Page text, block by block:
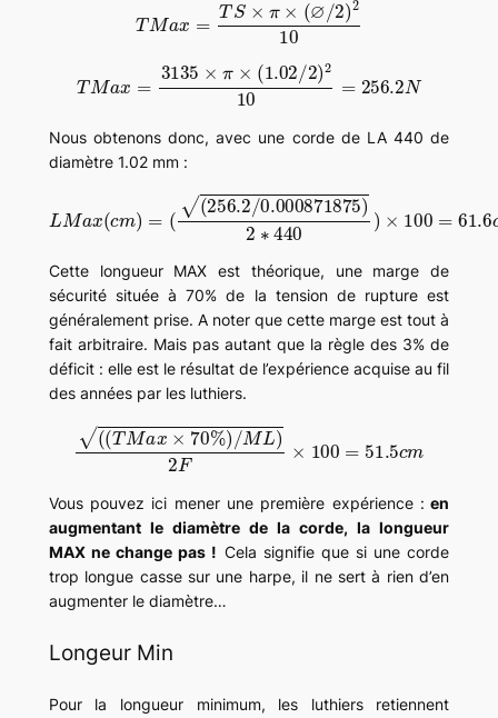
3135× π 1.02 /2) 210
Nous obtenons donc, avec une corde de LA 440 de
diamètre 1.02 mm :
LMax(cm)=
0.000871875)2∗440)×100=
Cette longueur MAX est théorique, une marge de
sécurité située à 70% de la tension de rupture est
généralement prise. A noter que cette marge est tout à
fait arbitraire. Mais pas autant que la règle des 3% de
déficit : elle est le résultat de l’expérience acquise au fil
des années par les luthiers.
((TMax×70%)/ML)2F×
Vous pouvez ici mener une première expérience : en
augmentant le diamètre de la corde, la longueur
MAX ne change pas ! Cela signifie que si une corde
trop longue casse sur une harpe, il ne sert à rien d’en
augmenter le diamètre…
Longeur Min
Pour la longueur minimum, les luthiers retiennent